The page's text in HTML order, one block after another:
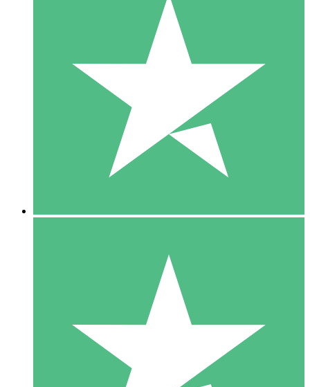
Individuella Kreditpaket
Betala per användning med nedladdningskrediter. Inget
1 Nedladdningar
10 00
10 Nedladdningar
20 00